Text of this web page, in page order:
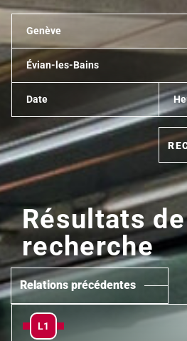
Genève
Évian-les-Bains
Résultats
recherche
Relations précédentes
L1